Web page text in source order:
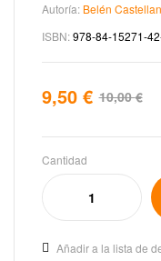
Autoría: Belén
ISBN:978-84-15271-
10,00€
9,50 €
Cantidad
Añadir a la lista de